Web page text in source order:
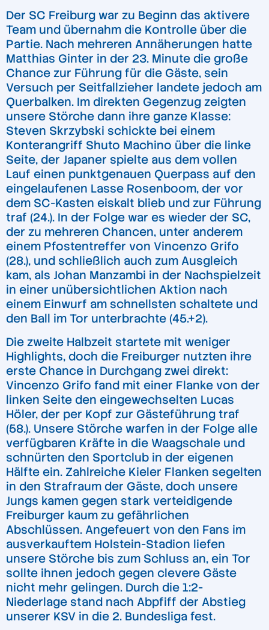
Der SC Freiburg war zu Beginn das aktivere
Team und übernahm die Kontrolle über die
Partie. Nach mehreren Annäherungen hatte
Matthias Ginter in der 23. Minute die große
Chance zur Führung für die Gäste, sein
Versuch per Seitfallzieher landete jedoch am
Querbalken. Im direkten Gegenzug zeigten
unsere Störche dann ihre ganze Klasse:
Steven Skrzybski schickte bei einem
Konterangriff Shuto Machino über die linke
Seite, der Japaner spielte aus dem vollen
Lauf einen punktgenauen Querpass auf den
eingelaufenen Lasse Rosenboom, der vor
dem SC-Kasten eiskalt blieb und zur Führung
traf (24.). In der Folge war es wieder der SC,
der zu mehreren Chancen, unter anderem
einem Pfostentreffer von Vincenzo Grifo
(28.), und schließlich auch zum Ausgleich
kam, als Johan Manzambi in der Nachspielzeit
in einer unübersichtlichen Aktion nach
einem Einwurf am schnellsten schaltete und
den Ball im Tor unterbrachte (45.+2).
Die zweite Halbzeit startete mit weniger
Highlights, doch die Freiburger nutzten ihre
erste Chance in Durchgang zwei direkt:
Vincenzo Grifo fand mit einer Flanke von der
linken Seite den eingewechselten Lucas
Höler, der per Kopf zur Gästeführung traf
(58.). Unsere Störche warfen in der Folge alle
verfügbaren Kräfte in die Waagschale und
schnürten den Sportclub in der eigenen
Hälfte ein. Zahlreiche Kieler Flanken segelten
in den Strafraum der Gäste, doch unsere
Jungs kamen gegen stark verteidigende
Freiburger kaum zu gefährlichen
Abschlüssen. Angefeuert von den Fans im
ausverkauftem Holstein-Stadion liefen
unsere Störche bis zum Schluss an, ein Tor
sollte ihnen jedoch gegen clevere Gäste
nicht mehr gelingen. Durch die 1:2-
Niederlage stand nach Abpfiff der Abstieg
unserer KSV in die 2. Bundesliga fest.